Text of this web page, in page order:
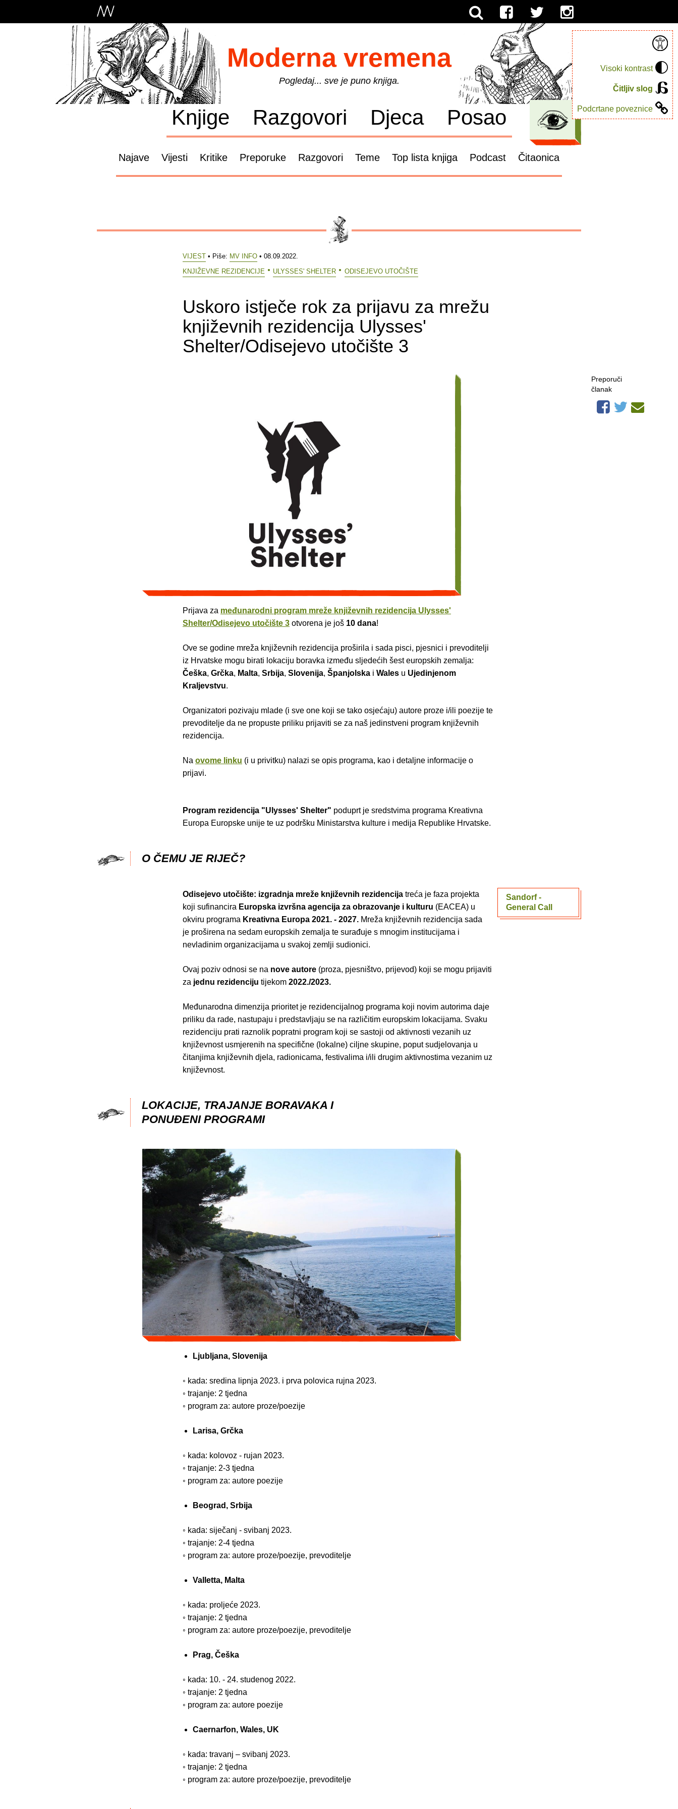
Visoki kontrast
Čitljiv slog
Podcrtane poveznice
Moderna vremena
Pogledaj... sve je puno knjiga.
Knjige Razgovori Djeca Posao
Najave Vijesti Kritike Preporuke Razgovori Teme Top lista knjiga Podcast Čitaonica
VIJEST • Piše: MV INFO • 08.09.2022.
KNJIŽEVNE REZIDENCIJE
ULYSSES' SHELTER ODISEJEVO UTOČIŠTE
Uskoro istječe rok za prijavu za mrežu
književnih rezidencija Ulysses'
Shelter/Odisejevo utočište 3
Prijava za međunarodni program mreže književnih rezidencija Ulysses'
Shelter/Odisejevo utočište 3 otvorena je još 10 dana!
Ove se godine mreža književnih rezidencija proširila i sada pisci, pjesnici i prevoditelji
iz Hrvatske mogu birati lokaciju boravka između sljedećih šest europskih zemalja:
Češka, Grčka, Malta, Srbija, Slovenija, Španjolska i Wales u Ujedinjenom
Kraljevstvu.
Organizatori pozivaju mlade (i sve one koji se tako osjećaju) autore proze i/ili poezije te
prevoditelje da ne propuste priliku prijaviti se za naš jedinstveni program književnih
rezidencija.
Na ovome linku (i u privitku) nalazi se opis programa, kao i detaljne informacije o
prijavi.
Program rezidencija "Ulysses' Shelter" poduprt je sredstvima programa Kreativna
Europa Europske unije te uz podršku Ministarstva kulture i medija Republike Hrvatske.
O ČEMU JE RIJEČ?
Sandorf -
General Call
Odisejevo utočište: izgradnja mreže književnih rezidencija treća je faza projekta
koji sufinancira Europska izvršna agencija za obrazovanje i kulturu (EACEA) u
okviru programa Kreativna Europa 2021. - 2027. Mreža književnih rezidencija sada
je proširena na sedam europskih zemalja te surađuje s mnogim institucijama i
nevladinim organizacijama u svakoj zemlji sudionici.
Ovaj poziv odnosi se na nove autore (proza, pjesništvo, prijevod) koji se mogu prijaviti
za jednu rezidenciju tijekom 2022./2023.
Međunarodna dimenzija prioritet je rezidencijalnog programa koji novim autorima daje
priliku da rade, nastupaju i predstavljaju se na različitim europskim lokacijama. Svaku
rezidenciju prati raznolik popratni program koji se sastoji od aktivnosti vezanih uz
književnost usmjerenih na specifične (lokalne) ciljne skupine, poput sudjelovanja u
čitanjima književnih djela, radionicama, festivalima i/ili drugim aktivnostima vezanim uz
književnost.
LOKACIJE, TRAJANJE BORAVAKA I
PONUĐENI PROGRAMI
Ljubljana, Slovenija
◦ kada: sredina lipnja 2023. i prva polovica rujna 2023.
◦ trajanje: 2 tjedna
◦ program za: autore proze/poezije
Larisa, Grčka
◦ kada: kolovoz - rujan 2023.
◦ trajanje: 2-3 tjedna
◦ program za: autore poezije
Beograd, Srbija
◦ kada: siječanj - svibanj 2023.
◦ trajanje: 2-4 tjedna
◦ program za: autore proze/poezije, prevoditelje
Valletta, Malta
◦ kada: proljeće 2023.
◦ trajanje: 2 tjedna
◦ program za: autore proze/poezije, prevoditelje
Prag, Češka
◦ kada: 10. - 24. studenog 2022.
◦ trajanje: 2 tjedna
◦ program za: autore poezije
Caernarfon, Wales, UK
◦ kada: travanj – svibanj 2023.
◦ trajanje: 2 tjedna
◦ program za: autore proze/poezije, prevoditelje
Preporuči
članak